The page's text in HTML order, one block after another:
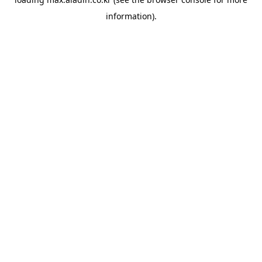
information).